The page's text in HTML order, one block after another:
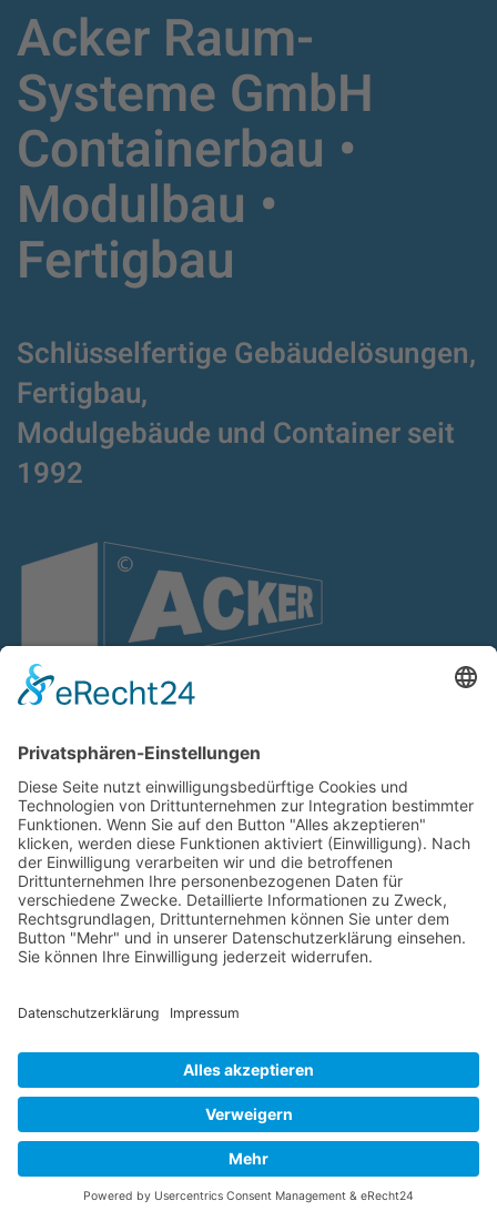
Acker Raum-
Systeme GmbH
Containerbau •
Modulbau •
Fertigbau
Schlüsselfertige Gebäudelösungen,
Fertigbau,
Modulgebäude und Containerseit
1992
Kontakt
Acker Raum-Systeme GmbH
Ludwig-Erhard-Straße 18
D-20459 Hamburg
Telefon:+49 (0)40 - 685 669
Web:www.acker-container.com
Gerne erstellen wir Ihnen ein
kostenloses und unverbindliches
Angebot.
Jetzt anfragen